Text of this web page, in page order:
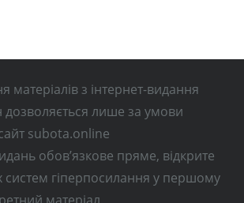
матеріалів з інтернет-видання
лише за умови
subota.online
обов’язкове пряме, відкрите
гіперпосилання у першому